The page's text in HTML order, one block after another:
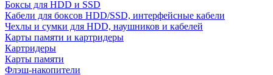
Боксы для HDD и SSD
Кабели для боксов HDD/SSD, интерфейсные кабели
Чехлы и сумки для HDD, наушников и кабелей
Карты памяти и картридеры
Картридеры
Карты памяти
Флэш-накопители